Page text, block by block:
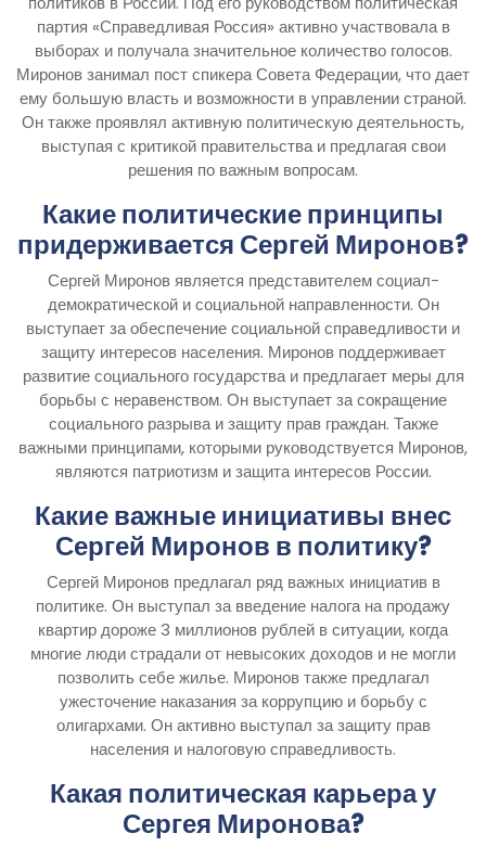
партия «Справедливая Россия» активно участвовала в
выборах и получала значительное количество голосов.
Миронов занимал пост спикера Совета Федерации, что дает
ему большую власть и возможности в управлении страной.
Он также проявлял активную политическую деятельность,
выступая с критикой правительства и предлагая свои
решения по важным вопросам.
Какие политические принципы
придерживается Сергей Миронов?
Сергей Миронов является представителем социал-
демократической и социальной направленности. Он
выступает за обеспечение социальной справедливости и
защиту интересов населения. Миронов поддерживает
развитие социального государства и предлагает меры для
борьбы с неравенством. Он выступает за сокращение
социального разрыва и защиту прав граждан. Также
важными принципами, которыми руководствуется Миронов,
являются патриотизм и защита интересов России.
Какие важные инициативы внес
Сергей Миронов в политику?
Сергей Миронов предлагал ряд важных инициатив в
политике. Он выступал за введение налога на продажу
квартир дороже 3 миллионов рублей в ситуации, когда
многие люди страдали от невысоких доходов и не могли
позволить себе жилье. Миронов также предлагал
ужесточение наказания за коррупцию и борьбу с
олигархами. Он активно выступал за защиту прав
населения и налоговую справедливость.
Какая политическая карьера у
Сергея Миронова?